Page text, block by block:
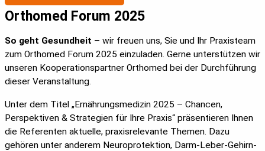
Orthomed Forum 2025
So geht Gesundheit – wir freuen uns, Sie und Ihr Praxisteam
zum Orthomed Forum 2025 einzuladen. Gerne unterstützen wir
unseren Kooperationspartner Orthomed bei der Durchführung
dieser Veranstaltung.
Unter dem Titel „Ernährungsmedizin 2025 – Chancen,
Perspektiven & Strategien für Ihre Praxis“ präsentieren Ihnen
die Referenten aktuelle, praxisrelevante Themen. Dazu
gehören unter anderem Neuroprotektion, Darm-Leber-Gehirn-